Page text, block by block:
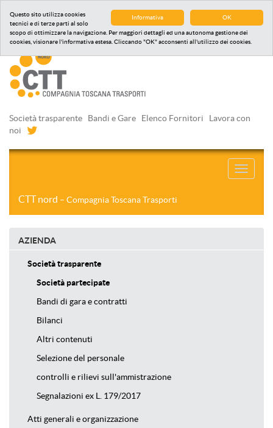
OK
Informativa
Questo sito utilizza cookies
tecnici e di terze parti al solo
scopo di ottimizzare la navigazione. Per maggiori dettagli ed una autonoma gestione dei
cookies, visionare l'informativa estesa. Cliccando "OK" acconsenti all'utilizzo dei cookies.
Società trasparente Bandi e Gare Elenco Fornitori
Lavora con
noi
Toggle
CTT nord – Compagnia Toscana Trasporti
AZIENDA
Società trasparente
Società partecipate
Bandi di gara e contratti
Bilanci
Altri contenuti
Selezione del personale
controlli e rilievi sull'ammistrazione
Segnalazioni ex L. 179/2017
Atti generali e organizzazione